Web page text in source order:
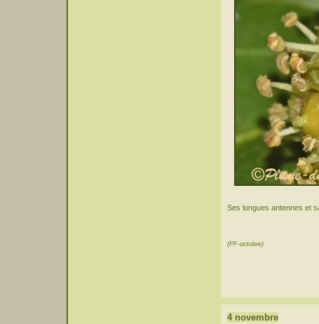
Ses longues antennes et
(PF-octobre)
4 novembre